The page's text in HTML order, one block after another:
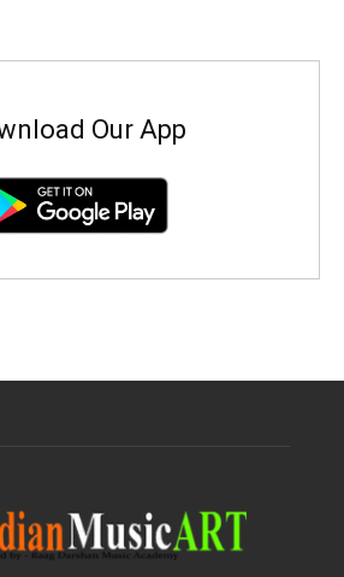
Our App